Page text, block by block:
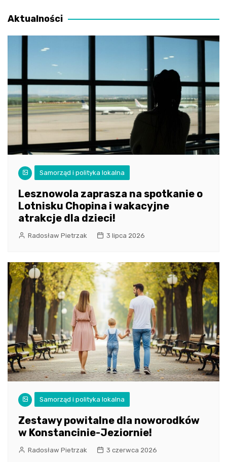
wpisu
Aktualności
Samorząd i polityka lokalna
Lesznowola zaprasza na spotkanie o
Lotnisku Chopina i wakacyjne
atrakcje dla dzieci!
Radosław Pietrzak 3 lipca 2026
Samorząd i polityka lokalna
Zestawy powitalne dla noworodków
w Konstancinie-Jeziornie!
Radosław Pietrzak 3 czerwca 2026